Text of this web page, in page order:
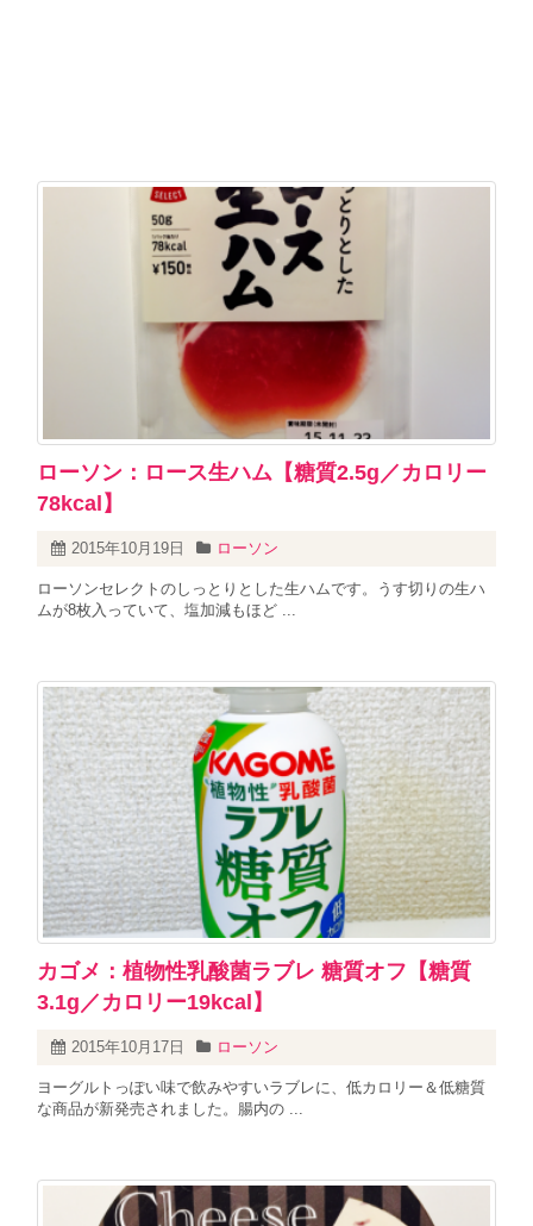
ローソン：ロース生ハム【糖質2.5g／カロリー
78kcal】
2015年10月19日 ローソン
ローソンセレクトのしっとりとした生ハムです。うす切りの生ハ
ムが8枚入っていて、塩加減もほど ...
カゴメ：植物性乳酸菌ラブレ 糖質オフ【糖質
3.1g／カロリー19kcal】
2015年10月17日 ローソン
ヨーグルトっぽい味で飲みやすいラブレに、低カロリー＆低糖質
な商品が新発売されました。腸内の ...